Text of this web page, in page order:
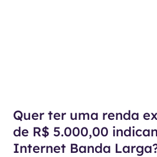
Quer ter uma renda
de R$ 5.000,00
Internet Banda